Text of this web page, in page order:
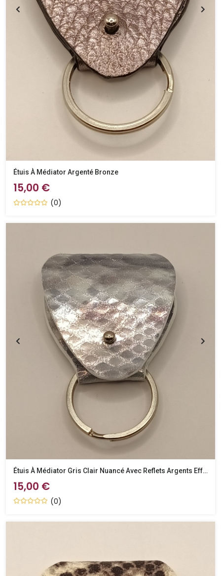
Étuis À Médiator Argenté Bronze
15,00 €
(0)
Étuis À Médiator Gris Clair Nuancé Avec Reflets Argents Effet Python
15,00 €
(0)